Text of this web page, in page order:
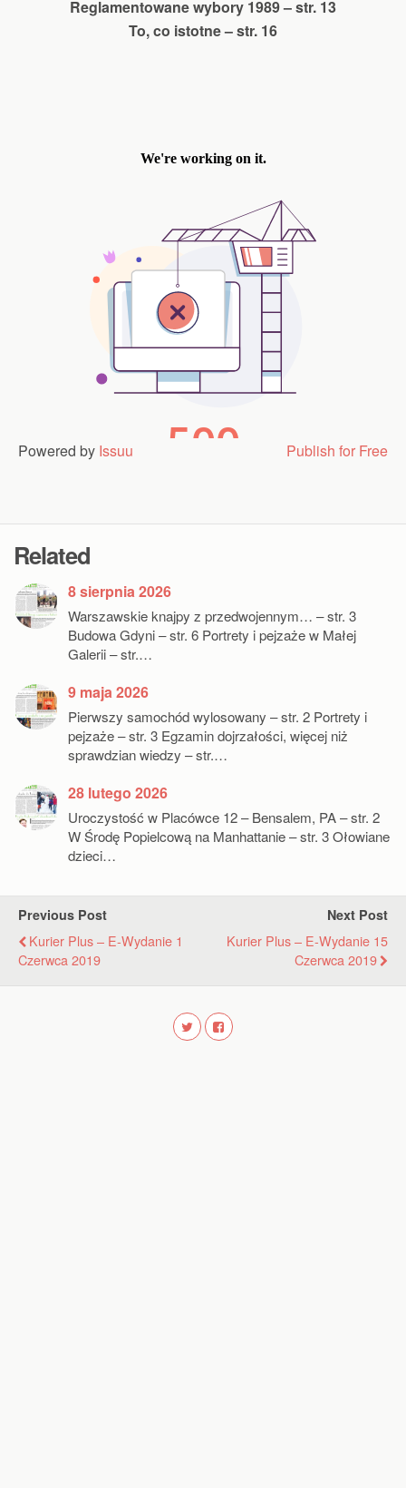
Reglamentowane wybory 1989 – str. 13
To, co istotne – str. 16
Powered by Issuu Publish for Free
Related
8 sierpnia 2026
Warszawskie knajpy z przedwojennym… – str. 3
Budowa Gdyni – str. 6 Portrety i pejzaże w Małej
Galerii – str.…
9 maja 2026
Pierwszy samochód wylosowany – str. 2 Portrety i
pejzaże – str. 3 Egzamin dojrzałości, więcej niż
sprawdzian wiedzy – str.…
28 lutego 2026
Uroczystość w Placówce 12 – Bensalem, PA – str. 2
W Środę Popielcową na Manhattanie – str. 3 Ołowiane
dzieci…
Previous Post
Kurier Plus – E-Wydanie 1
Czerwca 2019
Next Post
Kurier Plus – E-Wydanie 15
Czerwca 2019